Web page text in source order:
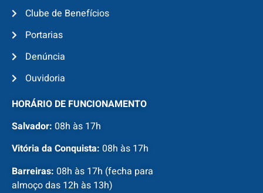
Clube de Benefícios
Portarias
Denúncia
Ouvidoria
HORÁRIO DE FUNCIONAMENTO
Salvador: 08h às 17h
Vitória da Conquista: 08h às 17h
Barreiras: 08h às 17h (fecha para
almoço das 12h às 13h)